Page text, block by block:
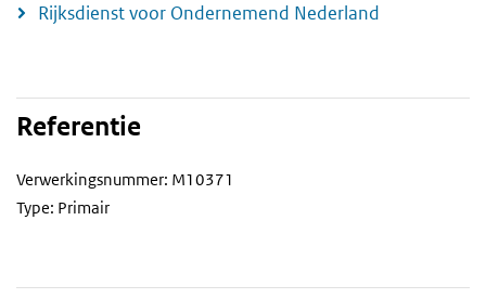
Rijksdienst voor Ondernemend Nederland
Referentie
Verwerkingsnummer: M10371
Type: Primair